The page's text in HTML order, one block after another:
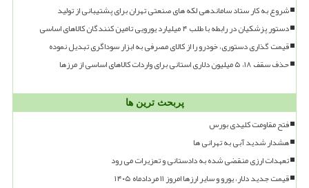
شروع به کار ستاد ساماندهی لکه های صنعتی تهران برای پشتیبانی از تولید
دستور پزشکیان در رابطه با طلب ۴ میلیارد یورویی تامین کنندگان کالاهای اساسی
قیمت گذاری دستوری، خودرو را از کالای مصرفی به ابزار سوداگری تبدیل نموده
حذف سقف ۱۸، ۵ میلیون دلاری استانی برای واردات کالاهای اساسی از مرزها
پربحث ترین ها
فتح مقاومت کلیدی بورس
هشدار شدید آبی به تهرانی ها
تعهدات ارزی منقضی شده به دادستانی و تعزیرات می رود
قیمت جدید دلار، یورو و سایر ارزها امروز ۱۱ مردادماه ۱۴۰۵